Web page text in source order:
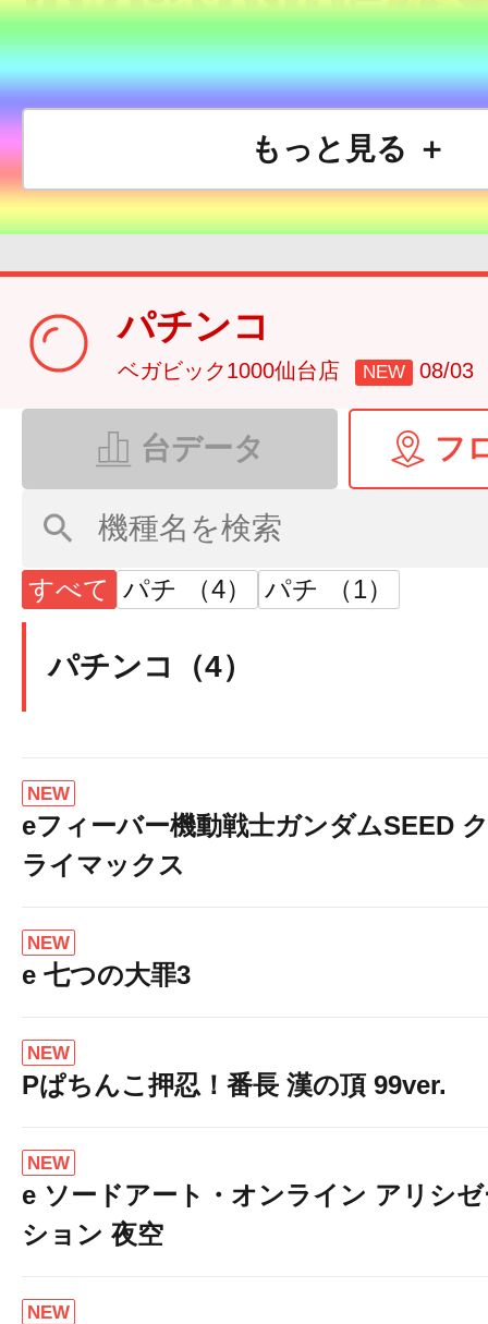
もっと見る ＋
パチンコ
ベガビック1000仙台店 NEW 08/03
台データ フ
すべて パチ （4） パチ （1）
パチンコ（4）
NEW
eフィーバー機動戦士ガンダムSEED ク
ライマックス
NEW
e 七つの大罪3
NEW
Pぱちんこ押忍！番長 漢の頂 99ver.
NEW
e ソードアート・オンライン アリシ
ション 夜空
NEW